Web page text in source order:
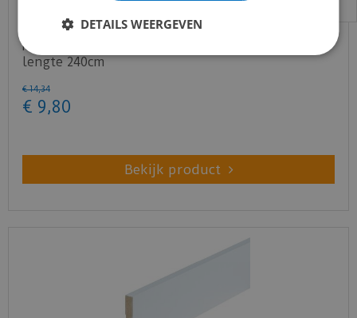
MDF Moderne plint 90x15 voorgelakt RAL9010 -
lengte 240cm
€ 14,34
€ 9,80
Bekijk product
DETAILS WEERGEVEN